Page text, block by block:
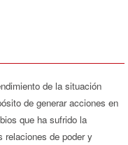
de la situación
de generar acciones en
que ha sufrido la
relaciones de poder y